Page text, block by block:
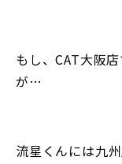
もし、CAT大阪
が…
流星くんには九